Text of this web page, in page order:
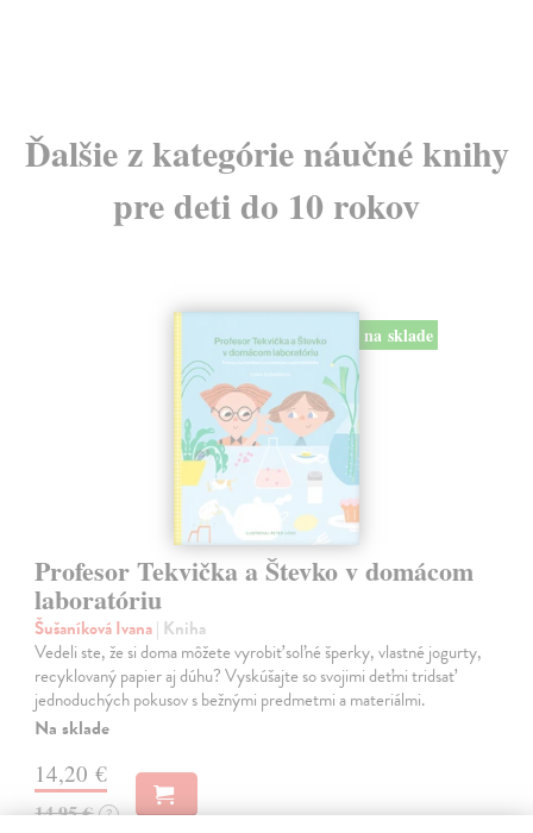
Ďalšie z kategórie náučné knihy
pre deti do 10 rokov
na sklade
Profesor Tekvička a Števko v domácom
laboratóriu
Šušaníková Ivana| Kniha
Vedeli ste, že si doma môžete vyrobiť soľné šperky, vlastné jogurty,
recyklovaný papier aj dúhu? Vyskúšajte so svojimi deťmi tridsať
jednoduchých pokusov s bežnými predmetmi a materiálmi.
Na sklade
14,20 €
14,95 € ?